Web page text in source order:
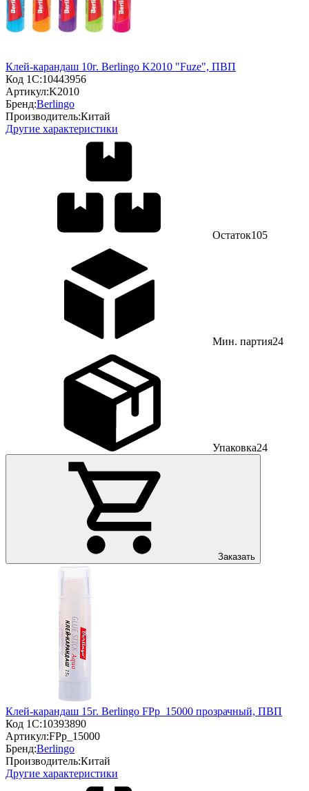
Клей-карандаш 10г. Berlingo K2010 "Fuze", ПВП
Код 1С:10443956
Артикул:K2010
Бренд:Berlingo
Производитель:Китай
Другие характеристики
Остаток105
Мин. партия24
Упаковка24
Заказать
Клей-карандаш 15г. Berlingo FPp_15000 прозрачный, ПВП
Код 1С:10393890
Артикул:FPp_15000
Бренд:Berlingo
Производитель:Китай
Другие характеристики